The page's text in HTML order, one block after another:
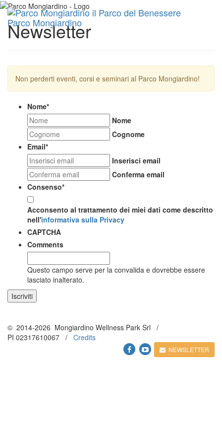
Parco Mongiardino
Newsletter
Non perderti eventi, corsi e seminari al Parco Mongiardino!
Nome*
Nome
Cognome
Email*
Inserisci email
Conferma email
Consenso*
Acconsento al trattamento dei miei dati come descritto
nell'informativa sulla Privacy
CAPTCHA
Comments
Questo campo serve per la convalida e dovrebbe essere
lasciato inalterato.
© 2014-2026 Mongiardino Wellness Park Srl /
PI 02317610067 / Credits
NEWSLETTER